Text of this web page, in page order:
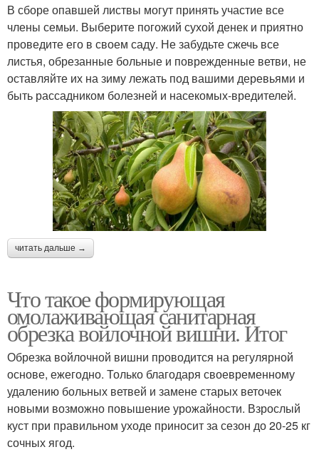
В сборе опавшей листвы могут принять участие все
члены семьи. Выберите погожий сухой денек и приятно
проведите его в своем саду. Не забудьте сжечь все
листья, обрезанные больные и поврежденные ветви, не
оставляйте их на зиму лежать под вашими деревьями и
быть рассадником болезней и насекомых-вредителей.
читать дальше →
Что такое формирующая
омолаживающая санитарная
обрезка войлочной вишни. Итог
Обрезка войлочной вишни проводится на регулярной
основе, ежегодно. Только благодаря своевременному
удалению больных ветвей и замене старых веточек
новыми возможно повышение урожайности. Взрослый
куст при правильном уходе приносит за сезон до 20-25 кг
сочных ягод.